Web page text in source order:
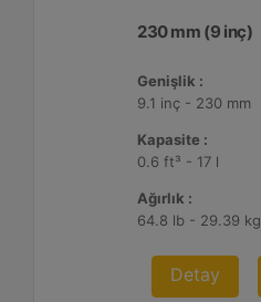
230 mm (9 inç)
Genişlik :
9.1 inç - 230 mm
Kapasite :
0.6 ft³ - 17 l
Ağırlık :
64.8 lb - 29.39 kg
Detay